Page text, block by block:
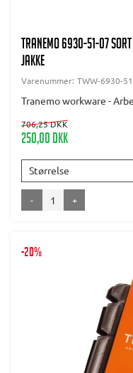
TRANEMO 6930-51-07 SORT
JAKKE
Varenummer: TWW-6930-
Tranemo workware -
706,25 DKK
250,00 DKK
Størrelse
- +
-20%